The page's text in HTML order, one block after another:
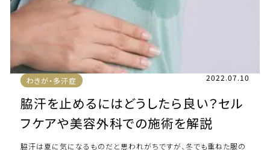
わきが・多汗症 2022.07.10
脇汗を止めるにはどうしたら良い？セル
フケアや美容外科での施術を解説
脇汗は夏に気になるものだと思われがちですが、冬でも重ねた服の